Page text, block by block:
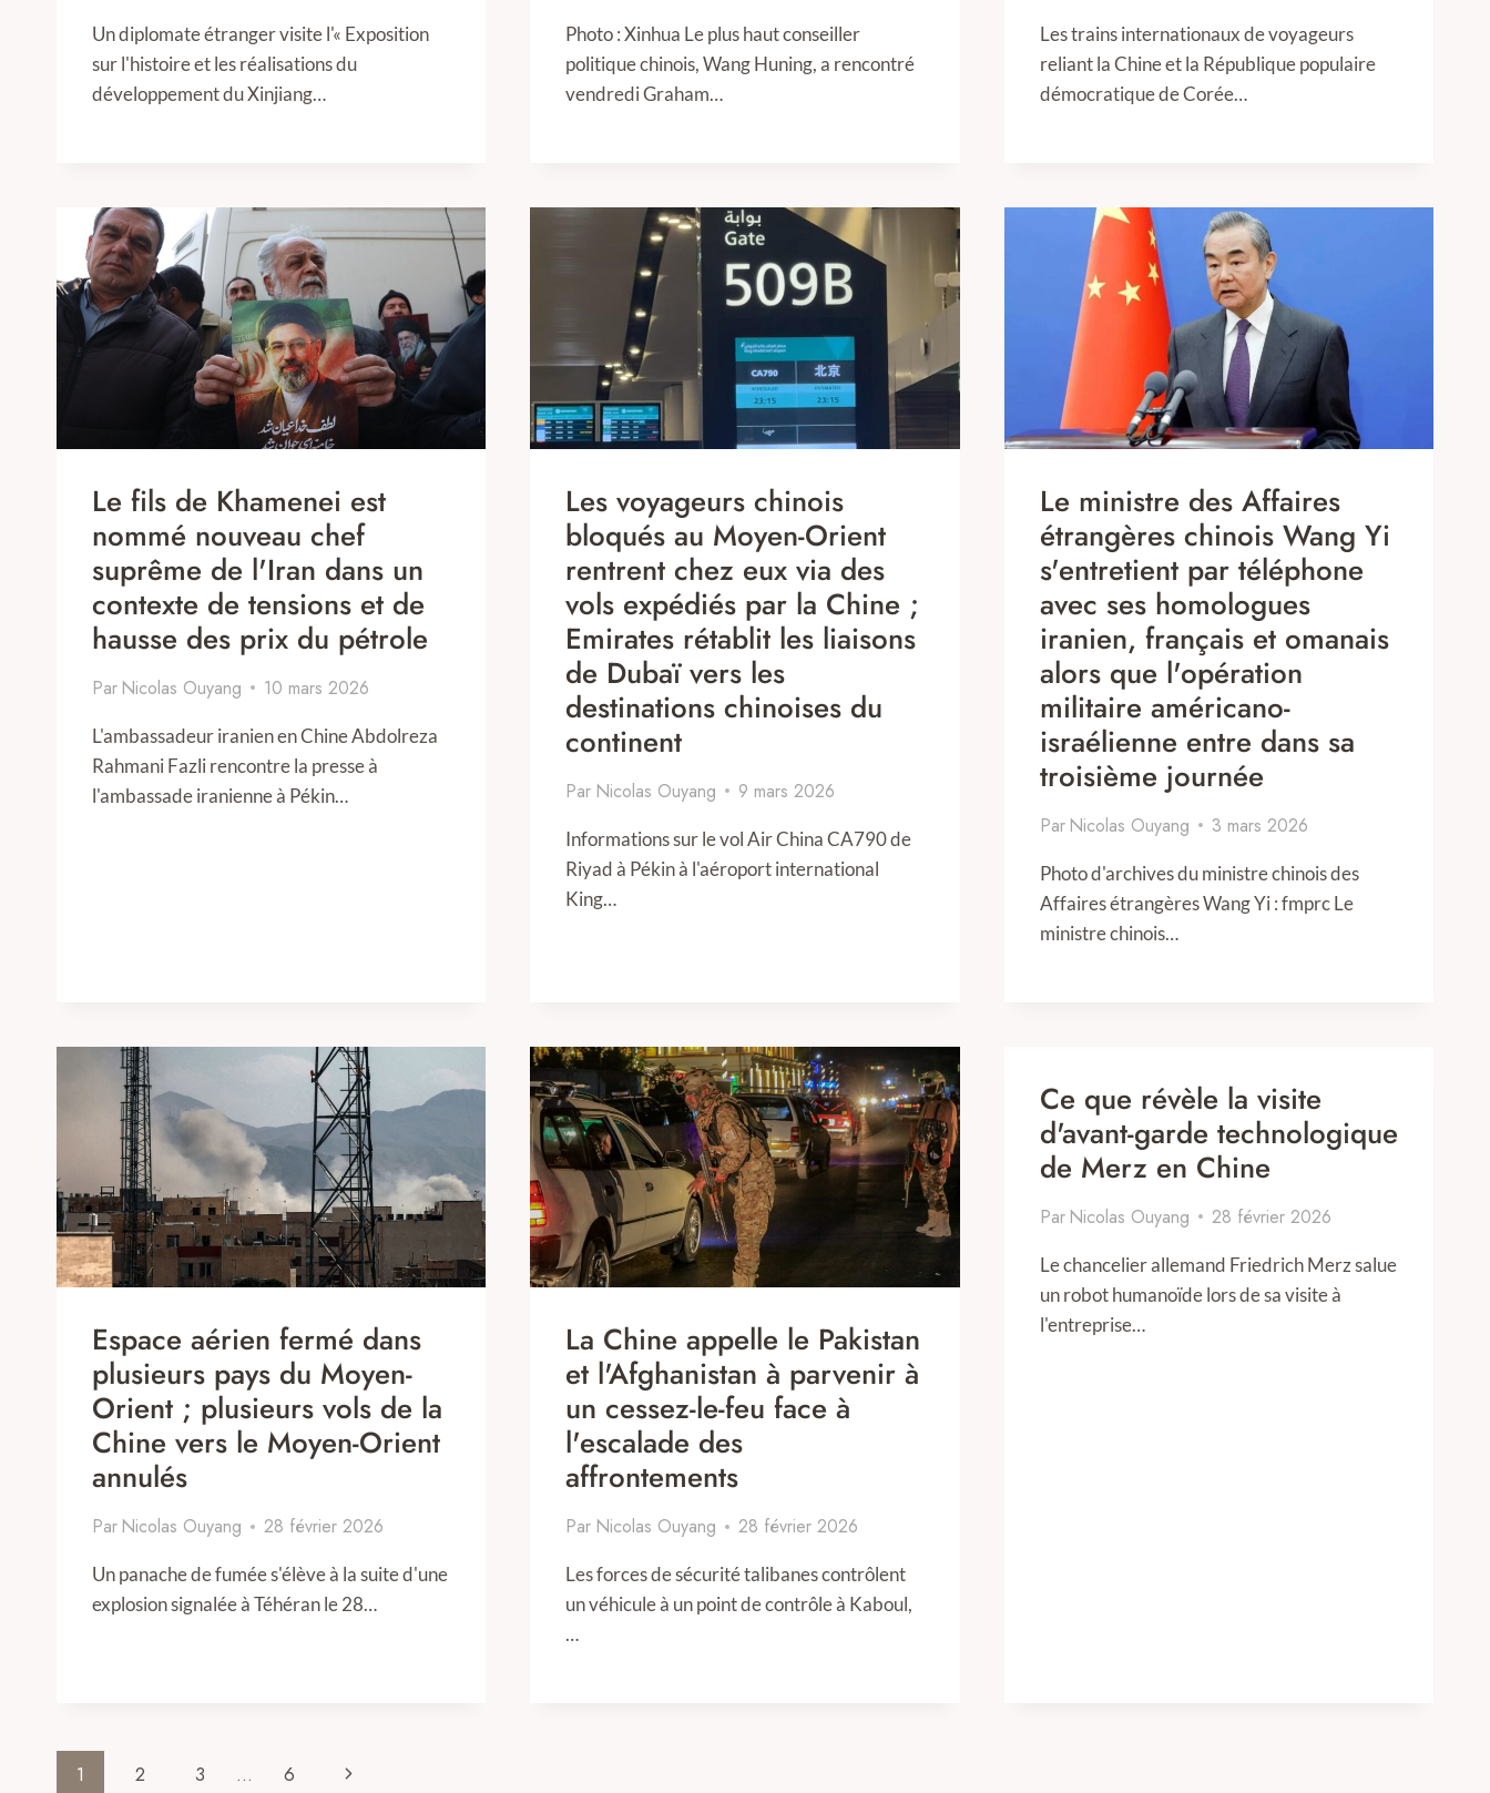
Un diplomate étranger visite l'« Exposition
sur l'histoire et les réalisations du
développement du Xinjiang…
Photo : Xinhua Le plus haut conseiller
politique chinois, Wang Huning, a rencontré
vendredi Graham…
Les trains internationaux de voyageurs
reliant la Chine et la République populaire
démocratique de Corée…
Le fils de Khamenei est
nommé nouveau chef
suprême de l'Iran dans un
contexte de tensions et de
hausse des prix du pétrole
Par Nicolas Ouyang 10 mars 2026
L'ambassadeur iranien en Chine Abdolreza
Rahmani Fazli rencontre la presse à
l'ambassade iranienne à Pékin…
Les voyageurs chinois
bloqués au Moyen-Orient
rentrent chez eux via des
vols expédiés par la Chine ;
Emirates rétablit les liaisons
de Dubaï vers les
destinations chinoises du
continent
Par Nicolas Ouyang 9 mars 2026
Informations sur le vol Air China CA790 de
Riyad à Pékin à l'aéroport international
King…
Le ministre des Affaires
étrangères chinois Wang Yi
s'entretient par téléphone
avec ses homologues
iranien, français et omanais
alors que l'opération
militaire américano-
israélienne entre dans sa
troisième journée
Par Nicolas Ouyang 3 mars 2026
Photo d'archives du ministre chinois des
Affaires étrangères Wang Yi : fmprc Le
ministre chinois…
Espace aérien fermé dans
plusieurs pays du Moyen-
Orient ; plusieurs vols de la
Chine vers le Moyen-Orient
annulés
Par Nicolas Ouyang 28 février 2026
Un panache de fumée s'élève à la suite d'une
explosion signalée à Téhéran le 28…
La Chine appelle le Pakistan
et l'Afghanistan à parvenir à
un cessez-le-feu face à
l'escalade des
affrontements
Par Nicolas Ouyang 28 février 2026
Les forces de sécurité talibanes contrôlent
un véhicule à un point de contrôle à Kaboul,
…
Ce que révèle la visite
d'avant-garde technologique
de Merz en Chine
Par Nicolas Ouyang 28 février 2026
Le chancelier allemand Friedrich Merz salue
un robot humanoïde lors de sa visite à
l'entreprise…
Page
1 2 3 … 6 Next